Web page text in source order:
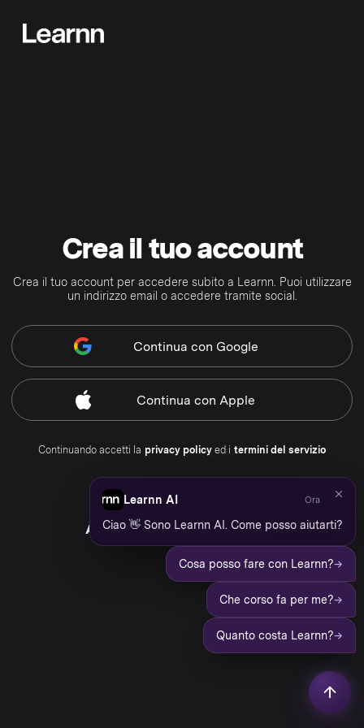
Crea il tuo account
Crea il tuo account per accedere subito a Learnn. Puoi utilizzare
un indirizzo email o accedere tramite social.
Continua con Google
Continua con Apple
Continuando accetti la privacy policy ed i termini del servizio
Accedi al tuo account Learnn
Learnn AI Ora
Ciao 👋 Sono Learnn AI. Come posso aiutarti?
Cosa posso fare con Learnn?→
Che corso fa per me?→
Quanto costa Learnn?→